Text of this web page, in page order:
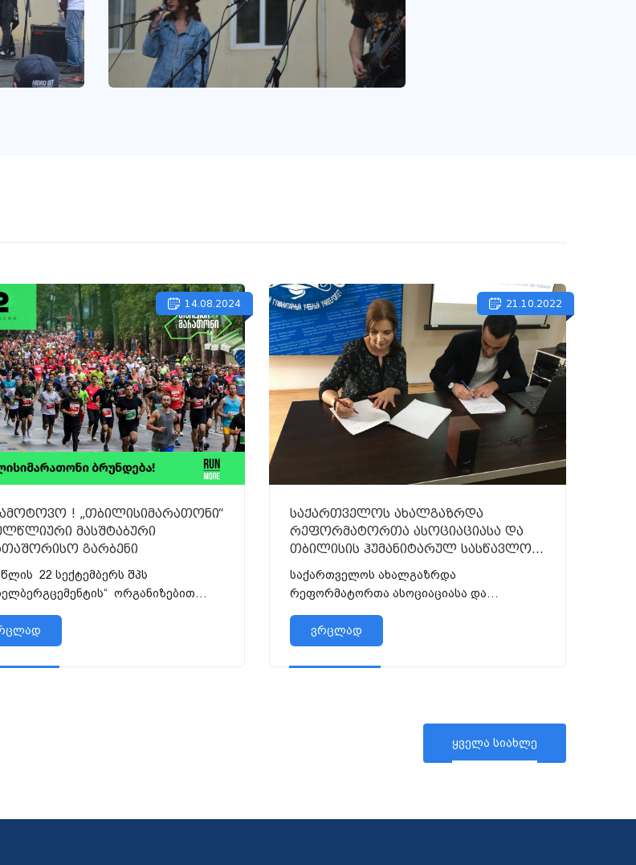
14.08.2024
! „თბილისიმარათონი“
მასშტაბური
გარბენი
22 სექტემბერს შპს
ორგანიზებით
ყოველწ...
21.10.2022
საქართველოს ახალგაზრდა
რეფორმატორთა ასოციაციასა და
თბილისის ჰუმანიტარულ სასწავლო
უნივერსიტეტს შორის
ურთიერთთანამშრომლობის
მემორანდუმი გაფორმდა.
საქართველოს ახალგაზრდა
რეფორმატორთა ასოციაციასა და
უნივერსიტეტს შორის ურთიერთთანამშ...
ვრცლად
ყველა სიახლე